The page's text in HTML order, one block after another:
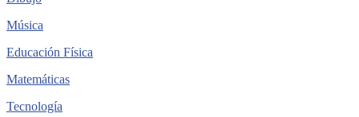
Música
Educación Física
Matemáticas
Tecnología